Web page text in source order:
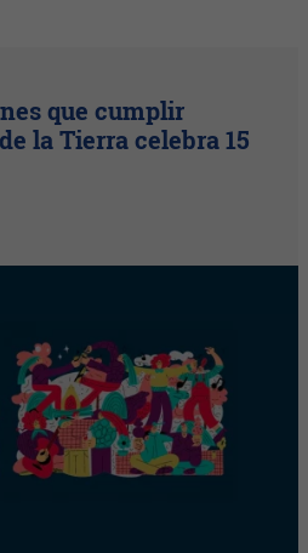
que cumplir
la Tierra celebra 15